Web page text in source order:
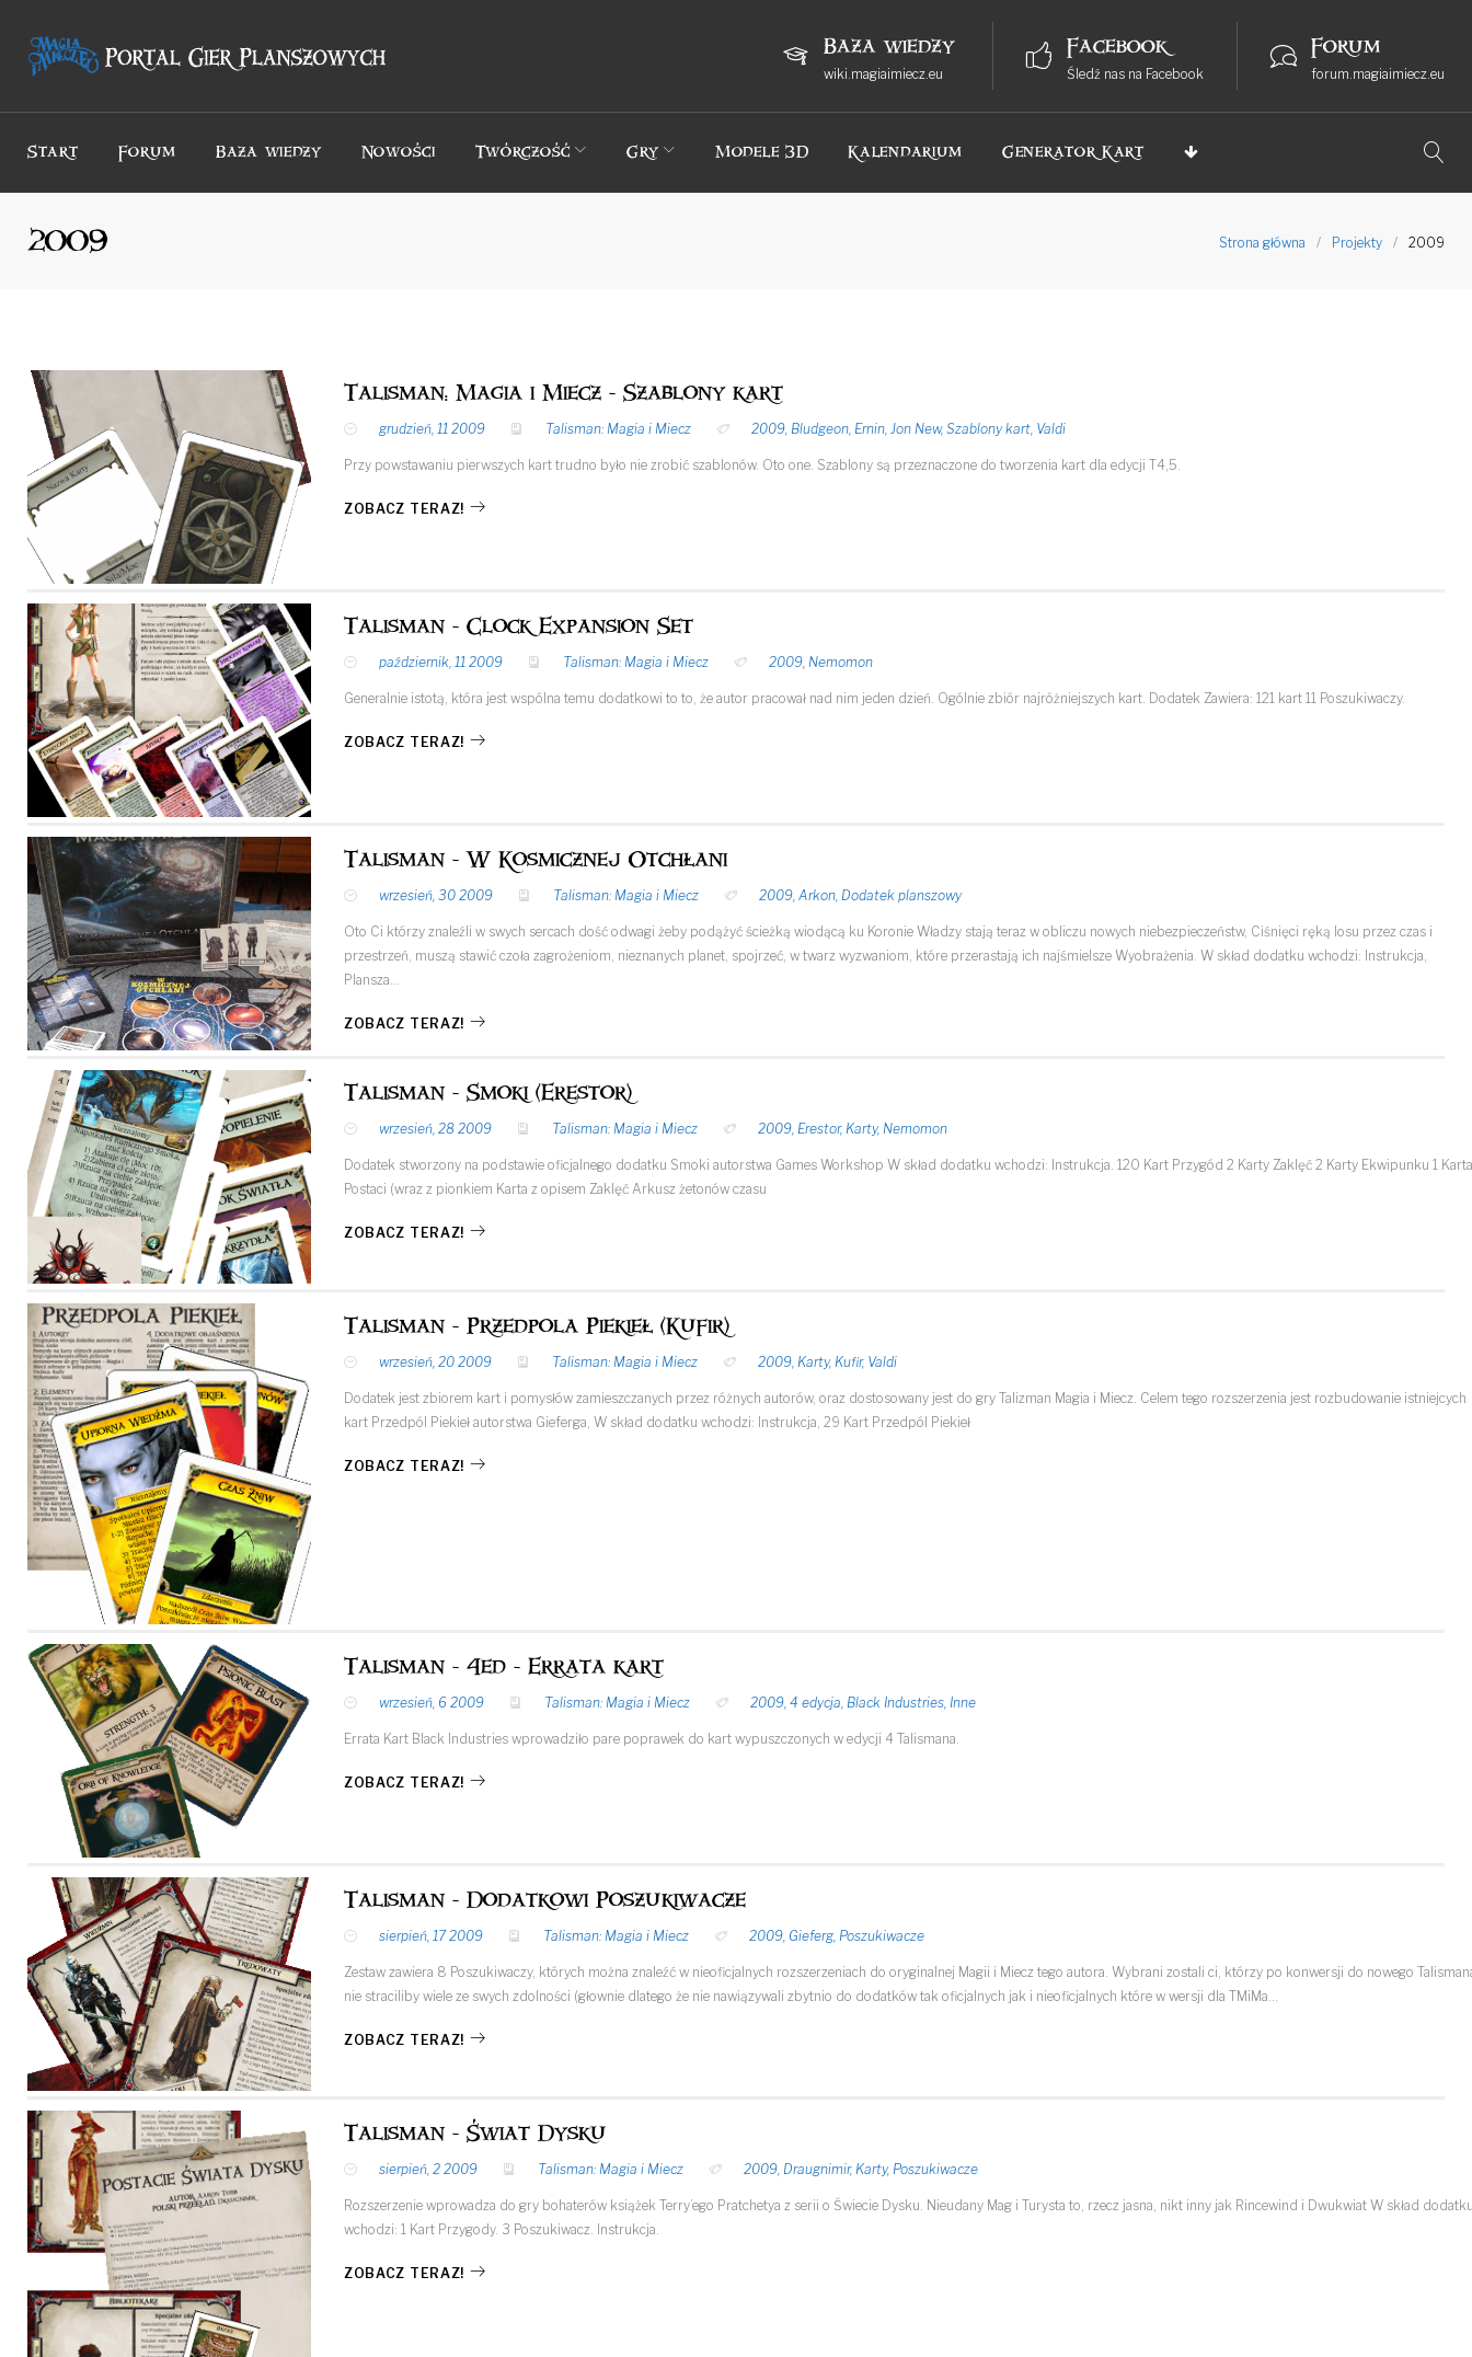
Baza wiedzy
wiki.magiaimiecz.eu
Facebook
Śledź nas na Facebook
Forum
forum.magiaimiecz.eu
Start Forum Baza wiedzy Nowości Twórczość Gry Modele 3D Kalendarium Generator Kart
2009 Strona główna / Projekty / 2009
Talisman: Magia i Miecz - Szablony kart
grudzień, 11 2009 Talisman: Magia i Miecz 2009, Bludgeon, Ernin, Jon New, Szablony kart, Valdi
Przy powstawaniu pierwszych kart trudno było nie zrobić szablonów. Oto one. Szablony są przeznaczone do tworzenia kart dla edycji T4,5.
ZOBACZ TERAZ!
Talisman - Clock Expansion Set
październik, 11 2009 Talisman: Magia i Miecz 2009, Nemomon
Generalnie istotą, która jest wspólna temu dodatkowi to to, że autor pracował nad nim jeden dzień. Ogólnie zbiór najróżniejszych kart. Dodatek Zawiera: 121 kart 11 Poszukiwaczy.
ZOBACZ TERAZ!
Talisman - W Kosmicznej Otchłani
wrzesień, 30 2009 Talisman: Magia i Miecz 2009, Arkon, Dodatek planszowy
Oto Ci którzy znaleźli w swych sercach dość odwagi żeby podążyć ścieżką wiodącą ku Koronie Władzy stają teraz w obliczu nowych niebezpieczeństw, Ciśnięci ręką losu przez czas i
przestrzeń, muszą stawić czoła zagrożeniom, nieznanych planet, spojrzeć, w twarz wyzwaniom, które przerastają ich najśmielsze Wyobrażenia. W skład dodatku wchodzi: Instrukcja,
Plansza…
ZOBACZ TERAZ!
Talisman - Smoki (Erestor)
wrzesień, 28 2009 Talisman: Magia i Miecz 2009, Erestor, Karty, Nemomon
Dodatek stworzony na podstawie oficjalnego dodatku Smoki autorstwa Games Workshop W skład dodatku wchodzi: Instrukcja. 120 Kart Przygód 2 Karty Zaklęć 2 Karty Ekwipunku 1 Karta
Postaci (wraz z pionkiem Karta z opisem Zaklęć Arkusz żetonów czasu
ZOBACZ TERAZ!
Talisman - Przedpola Piekieł (Kufir)
wrzesień, 20 2009 Talisman: Magia i Miecz 2009, Karty, Kufir, Valdi
Dodatek jest zbiorem kart i pomysłów zamieszczanych przez różnych autorów, oraz dostosowany jest do gry Talizman Magia i Miecz. Celem tego rozszerzenia jest rozbudowanie istniejcych
kart Przedpól Piekieł autorstwa Gieferga, W skład dodatku wchodzi: Instrukcja, 29 Kart Przedpól Piekieł
ZOBACZ TERAZ!
Talisman - 4ed - Errata kart
wrzesień, 6 2009 Talisman: Magia i Miecz 2009, 4 edycja, Black Industries, Inne
Errata Kart Black Industries wprowadziło pare poprawek do kart wypuszczonych w edycji 4 Talismana.
ZOBACZ TERAZ!
Talisman - Dodatkowi Poszukiwacze
sierpień, 17 2009 Talisman: Magia i Miecz 2009, Gieferg, Poszukiwacze
Zestaw zawiera 8 Poszukiwaczy, których można znaleźć w nieoficjalnych rozszerzeniach do oryginalnej Magii i Miecz tego autora. Wybrani zostali ci, którzy po konwersji do nowego
nie straciliby wiele ze swych zdolności (głownie dlatego że nie nawiązywali zbytnio do dodatków tak oficjalnych jak i nieoficjalnych które w wersji dla TMiMa…
ZOBACZ TERAZ!
Talisman - Świat Dysku
sierpień, 2 2009 Talisman: Magia i Miecz 2009, Draugnimir, Karty, Poszukiwacze
Rozszerzenie wprowadza do gry bohaterów książek Terry’ego Pratchetya z serii o Świecie Dysku. Nieudany Mag i Turysta to, rzecz jasna, nikt inny jak Rincewind i Dwukwiat W skład
wchodzi: 1 Kart Przygody. 3 Poszukiwacz. Instrukcja.
ZOBACZ TERAZ!